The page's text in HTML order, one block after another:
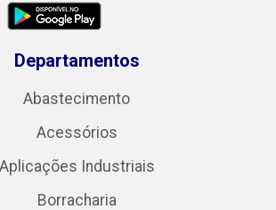
Departamentos
Abastecimento
Acessórios
Aplicações Industriais
Borracharia